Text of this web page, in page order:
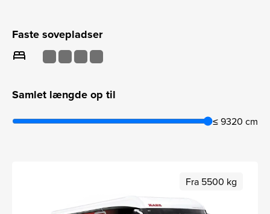
Faste sovepladser
bed
Samlet længde op til
≤ 9320 cm
Fra 5500 kg